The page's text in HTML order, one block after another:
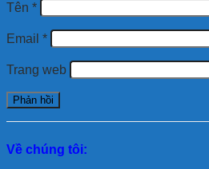
Tên *
Email *
Trang web
Về chúng tôi: